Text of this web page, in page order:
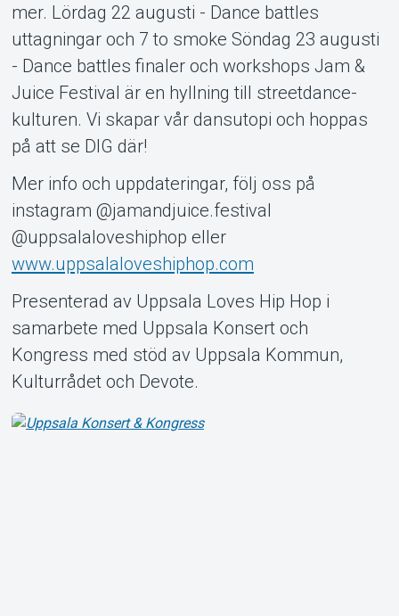
mer. Lördag 22 augusti - Dance battles
uttagningar och 7 to smoke Söndag 23 augusti
- Dance battles finaler och workshops Jam &
Juice Festival är en hyllning till streetdance-
kulturen. Vi skapar vår dansutopi och hoppas
på att se DIG där!
Mer info och uppdateringar, följ oss på
instagram @jamandjuice.festival
@uppsalaloveshiphop eller
www.uppsalaloveshiphop.com
Presenterad av Uppsala Loves Hip Hop i
samarbete med Uppsala Konsert och
Kongress med stöd av Uppsala Kommun,
Kulturrådet och Devote.